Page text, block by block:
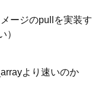
ージのpullを実装す
）
より速いのか